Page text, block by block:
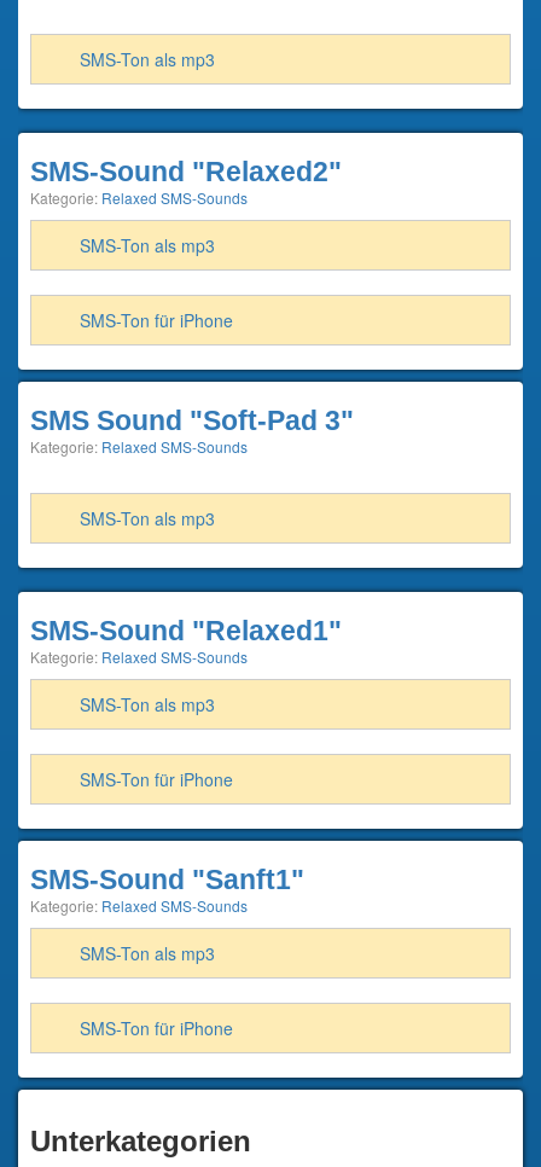
SMS-Ton als mp3
SMS-Sound "Relaxed2"
Kategorie: Relaxed SMS-Sounds
SMS-Ton als mp3
SMS-Ton für iPhone
SMS Sound "Soft-Pad 3"
Kategorie: Relaxed SMS-Sounds
SMS-Ton als mp3
SMS-Sound "Relaxed1"
Kategorie: Relaxed SMS-Sounds
SMS-Ton als mp3
SMS-Ton für iPhone
SMS-Sound "Sanft1"
Kategorie: Relaxed SMS-Sounds
SMS-Ton als mp3
SMS-Ton für iPhone
Unterkategorien